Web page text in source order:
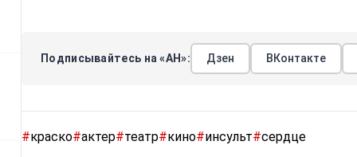
Подписывайтесь на «АН»: Дзен ВКонтакте
#краско#актер#театр#кино#инсульт#сердце